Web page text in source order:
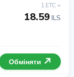
1 ETC =
18.59 ILS
Обміняти